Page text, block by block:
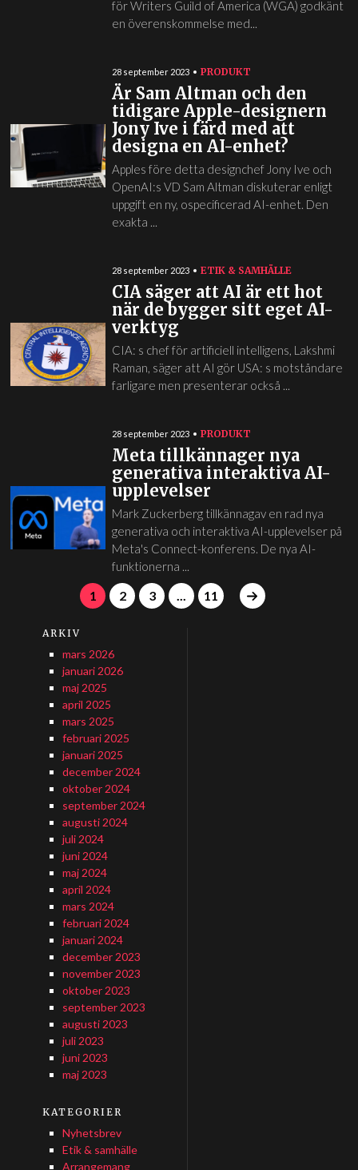
för Writers Guild of America (WGA) godkänt
en överenskommelse med...
28 september 2023 PRODUKT
Är Sam Altman och den
tidigare Apple-designern
Jony Ive i färd med att
designa en AI-enhet?
Apples före detta designchef Jony Ive och
OpenAI:s VD Sam Altman diskuterar enligt
uppgift en ny, ospecificerad AI-enhet. Den
exakta ...
28 september 2023 ETIK & SAMHÄLLE
CIA säger att AI är ett hot
när de bygger sitt eget AI-
verktyg
CIA: s chef för artificiell intelligens, Lakshmi
Raman, säger att AI gör USA: s motståndare
farligare men presenterar också ...
28 september 2023 PRODUKT
Meta tillkännager nya
generativa interaktiva AI-
upplevelser
Mark Zuckerberg tillkännagav en rad nya
generativa och interaktiva AI-upplevelser på
Meta's Connect-konferens. De nya AI-
funktionerna ...
1 2 3 ... 11
ARKIV
mars 2026
januari 2026
maj 2025
april 2025
mars 2025
februari 2025
januari 2025
december 2024
oktober 2024
september 2024
augusti 2024
juli 2024
juni 2024
maj 2024
april 2024
mars 2024
februari 2024
januari 2024
december 2023
november 2023
oktober 2023
september 2023
augusti 2023
juli 2023
juni 2023
maj 2023
KATEGORIER
Nyhetsbrev
Etik & samhälle
Arrangemang